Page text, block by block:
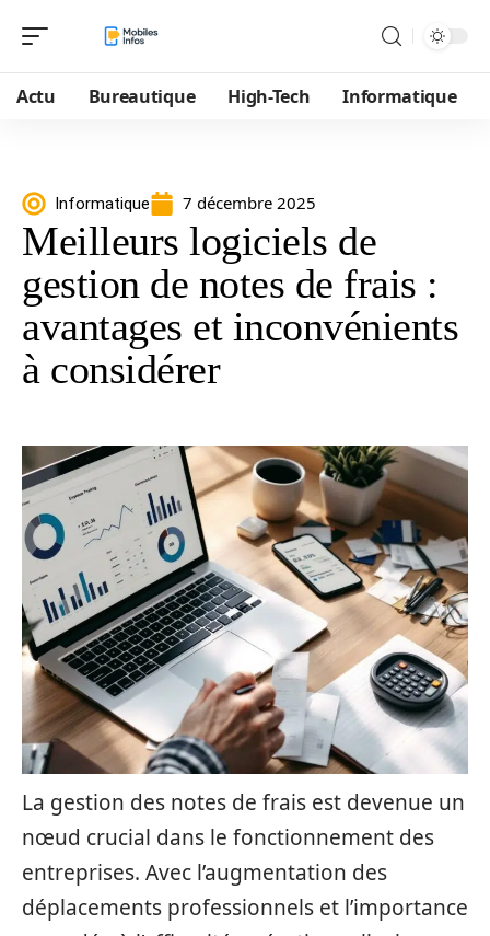
Actu Bureautique High-Tech Informatique
Informatique 7 décembre 2025
Meilleurs logiciels de
gestion de notes de frais :
avantages et inconvénients
à considérer
La gestion des notes de frais est devenue un
nœud crucial dans le fonctionnement des
entreprises. Avec l’augmentation des
déplacements professionnels et l’importance